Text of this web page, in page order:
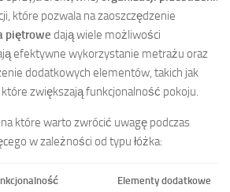
które pozwala na zaoszczędzenie
piętrowe dają wiele możliwości
efektywne wykorzystanie metrażu oraz
dodatkowych elementów, takich jak
, które zwiększają funkcjonalność pokoju.
które warto zwrócić uwagę podczas
w zależności od typu łóżka:
Elementy dodatkowe